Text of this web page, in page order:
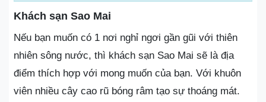
Khách sạn Sao Mai
Nếu bạn muốn có 1 nơi nghỉ ngơi gần gũi với thiên
nhiên sông nước, thì khách sạn Sao Mai sẽ là địa
điểm thích hợp với mong muốn của bạn. Với khuôn
viên nhiều cây cao rũ bóng râm tạo sự thoáng mát.